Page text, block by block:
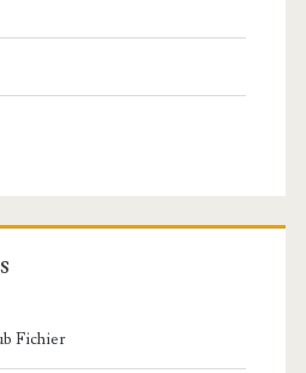
Fichier